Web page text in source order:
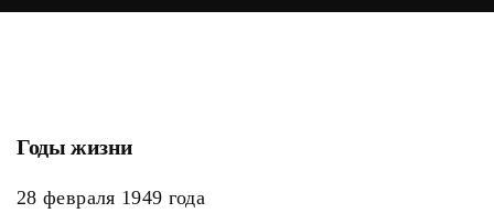
Годы жизни
28 февраля 1949 года